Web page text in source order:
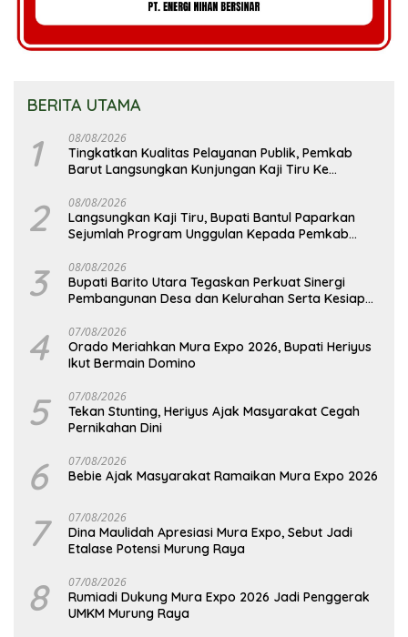
BERITA UTAMA
1 08/08/2026
Tingkatkan Kualitas Pelayanan Publik, Pemkab
Barut Langsungkan Kunjungan Kaji Tiru Ke
2 08/08/2026
Langsungkan Kaji Tiru, Bupati Bantul Paparkan
Sejumlah Program Unggulan Kepada Pemkab
3 08/08/2026
Bupati Barito Utara Tegaskan Perkuat Sinergi
Pembangunan Desa dan Kelurahan Serta Kesiapan
4 07/08/2026
Orado Meriahkan Mura Expo 2026, Bupati Heriyus
Ikut Bermain Domino
5 07/08/2026
Tekan Stunting, Heriyus Ajak Masyarakat Cegah
Pernikahan Dini
6 07/08/2026
Bebie Ajak Masyarakat Ramaikan Mura Expo 2026
7 07/08/2026
Dina Maulidah Apresiasi Mura Expo, Sebut Jadi
Etalase Potensi Murung Raya
8 07/08/2026
Rumiadi Dukung Mura Expo 2026 Jadi Penggerak
UMKM Murung Raya